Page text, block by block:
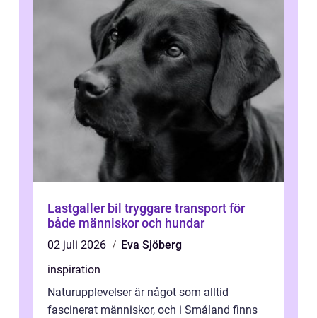
Lastgaller bil tryggare transport för
både människor och hundar
02 juli 2026
Eva Sjöberg
inspiration
Naturupplevelser är något som alltid
fascinerat människor, och i Småland finns